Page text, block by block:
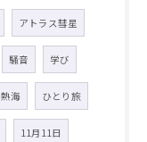
アトラス彗星
騒音 学び
熱海 ひとり旅
11月11日